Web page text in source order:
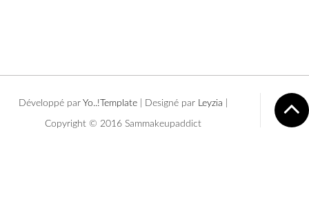
Copyright © 2016 Sammakeupaddict